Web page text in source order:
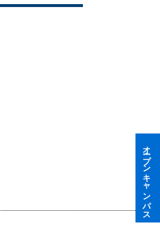
オープンキャンパス